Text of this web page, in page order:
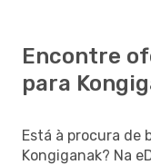
Encontre
para
Está à procura de
Kongiganak? Na